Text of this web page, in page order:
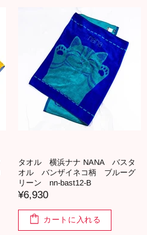
タオル 横浜ナナ NANA バスタ
オル バンザイネコ柄 ブルーグ
リーン nn-bast12-B
¥6,930
カートに入れる